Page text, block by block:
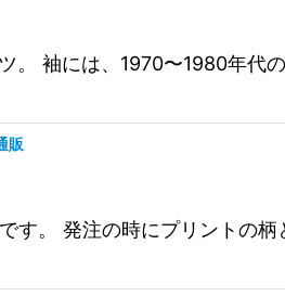
袖には、1970〜1980年代
販
。 発注の時にプリントの柄